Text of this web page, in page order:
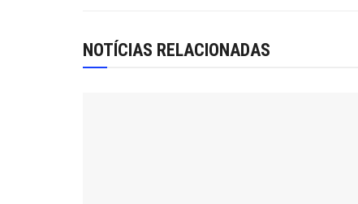
NOTÍCIAS RELACIONADAS